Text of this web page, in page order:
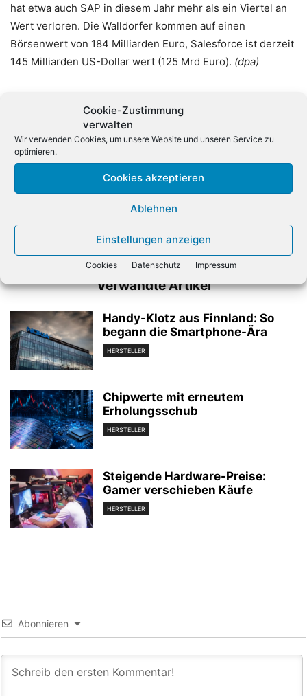
Cookie-Zustimmung
verwalten
Wir verwenden Cookies, um unsere Website und unseren Service zu
optimieren.
Cookies akzeptieren
Ablehnen
Einstellungen anzeigen
Cookies Datenschutz Impressum
hat etwa auch SAP in diesem Jahr mehr als ein Viertel an
Wert verloren. Die Walldorfer kommen auf einen
Börsenwert von 184 Milliarden Euro, Salesforce ist derzeit
145 Milliarden US-Dollar wert (125 Mrd Euro). (dpa)
100.000 IT-Arbeitsplätzen
Verwandte Artikel
Handy-Klotz aus Finnland: So
begann die Smartphone-Ära
HERSTELLER
Chipwerte mit erneutem
Erholungsschub
HERSTELLER
Steigende Hardware-Preise:
Gamer verschieben Käufe
HERSTELLER
Abonnieren